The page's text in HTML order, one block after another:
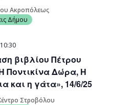
Ακροπόλεως
Δήμου
βιβλίου Πέτρου
Ποντικίνα Δώρα, Η
και η γάτα», 14/6/25
Στροβόλου